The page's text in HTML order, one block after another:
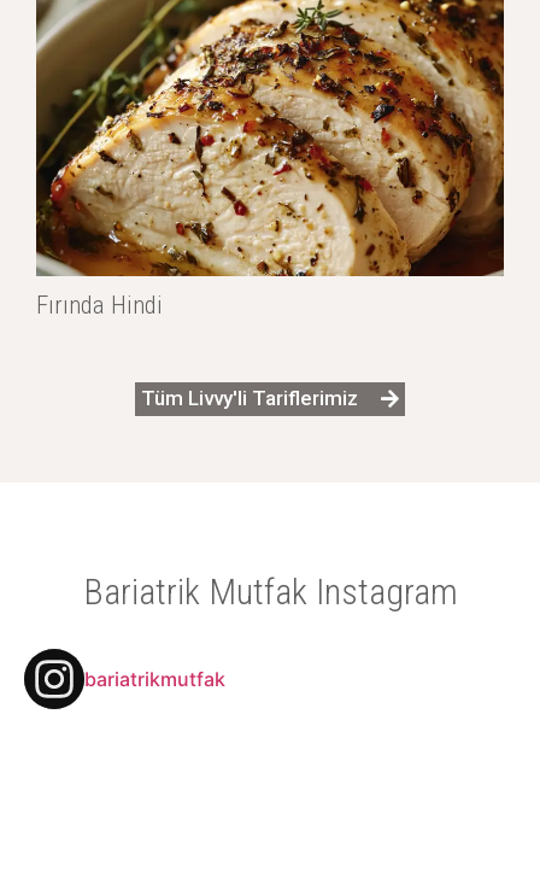
Fırında Hindi
Tüm Livvy'li Tariflerimiz
Bariatrik Mutfak Instagram
bariatrikmutfak